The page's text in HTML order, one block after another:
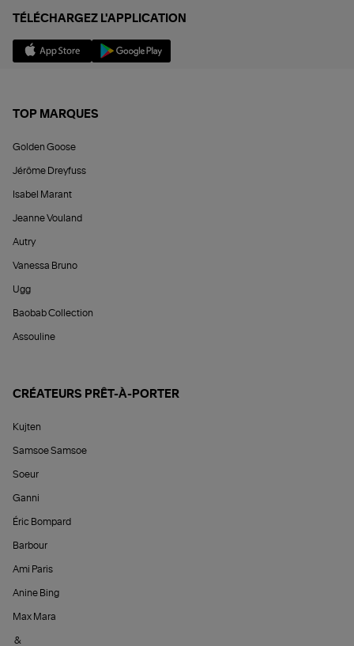
TÉLÉCHARGEZ L'APPLICATION
TOP MARQUES
Golden Goose
Jérôme Dreyfuss
Isabel Marant
Jeanne Vouland
Autry
Vanessa Bruno
Ugg
Baobab Collection
Assouline
CRÉATEURS PRÊT-À-PORTER
Kujten
Samsoe Samsoe
Soeur
Ganni
Éric Bompard
Barbour
Ami Paris
Anine Bing
Max Mara
&